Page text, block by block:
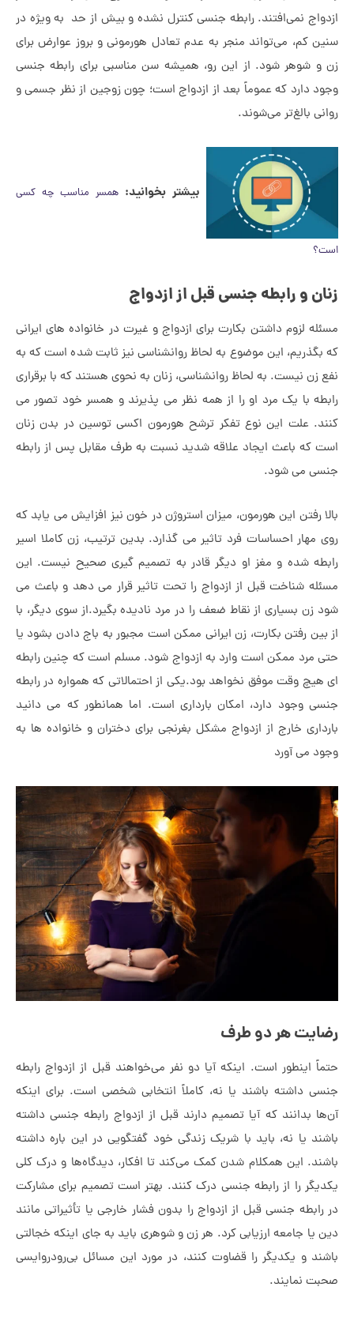
نمی‌افتند. رابطه جنسی کنترل نشده و بیش از حد به ویژه در
کم، می‌تواند منجر به عدم تعادل هورمونی و بروز عوارض برای
و شوهر شود.از این رو، همیشه سن مناسبی برای رابطه جنسی
دارد که عموماً بعد از ازدواج است؛ چون زوجین از نظر جسمی و
بالغ‌تر می‌شوند.
بیشتر بخوانید:همسر مناسب چه کسی
و رابطه جنسی قبل از ازدواج
لزوم داشتن بکارت برای ازدواج و غیرت در خانواده های ایرانی
این موضوع به لحاظ روانشناسی نیز ثابت شده است که به
زن نیست. به لحاظ روانشناسی، زنان به نحوی هستند که با برقراری
با یک مرد او را از همه نظر می پذیرند و همسر خود تصور می
علت این نوع تفکر ترشح هورمون اکسی توسین در بدن زنان
که باعث ایجاد علاقه شدید نسبت به طرف مقابل پس از رابطه
می شود.
رفتن این هورمون، میزان استروژن در خون نیز افزایش می یابد که
مهار احساسات فرد تاثیر می گذارد. بدین ترتیب، زن کاملا اسیر
شده و مغز او دیگر قادر به تصمیم گیری صحیح نیست. این
شناخت قبل از ازدواج را تحت تاثیر قرار می دهد و باعث می
زن بسیاری از نقاط ضعف را در مرد نادیده بگیرد.از سوی دیگر، با
رفتن بکارت، زن ایرانی ممکن است مجبور به باج دادن بشود یا
مرد ممکن است وارد به ازدواج شود. مسلم است که چنین رابطه
وقت موفق نخواهد بود.یکی از احتمالاتی که همواره در رابطه
وجود دارد، امکان بارداری است. اما همانطور که می دانید
خارج از ازدواج مشکل بغرنجی برای دختران و خانواده ها به
می آورد
هر دو طرف
اینطور است. اینکه آیا دو نفر می‌خواهند قبل از ازدواج رابطه
داشته باشند یا نه، کاملاً انتخابی شخصی است.برای اینکه
بدانند که آیا تصمیم دارند قبل از ازدواج رابطه جنسی داشته
یا نه، باید با شریک زندگی خود گفتگویی در این باره داشته
این همکلام شدن کمک می‌کند تا افکار، دیدگاه‌ها و درک کلی
را از رابطه جنسی درک کنند. بهتر است تصمیم برای مشارکت
جنسی قبل از ازدواج را بدون فشار خارجی یا تأثیراتی مانند
یا جامعه ارزیابی کرد.هر زن و شوهری باید به جای اینکه خجالتی
و یکدیگر را قضاوت کنند، در مورد این مسائل بی‌رودروایسی
نمایند.